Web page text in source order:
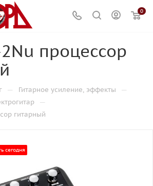
0
2Nu процессор
— Гитарное усиление, эффекты —
—
гитарный
сегодня